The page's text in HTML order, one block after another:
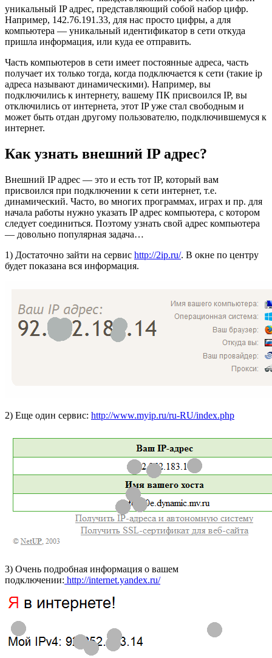
уникальный IP адрес, представляющий собой набор цифр.
Например, 142.76.191.33, для нас просто цифры, а для
компьютера — уникальный идентификатор в сети откуда
пришла информация, или куда ее отправить.
Часть компьютеров в сети имеет постоянные адреса, часть
получает их только тогда, когда подключается к сети (такие ip
адреса называют динамическими). Например, вы
подключились к интернету, вашему ПК присвоился IP, вы
отключились от интернета, этот IP уже стал свободным и
может быть отдан другому пользователю, подключившемуся к
интернет.
Как узнать внешний IP адрес?
Внешний IP адрес — это и есть тот IP, который вам
присвоился при подключении к сети интернет, т.е.
динамический. Часто, во многих программах, играх и пр. для
начала работы нужно указать IP адрес компьютера, с котором
следует соединиться. Поэтому узнать свой адрес компьютера
— довольно популярная задача…
1) Достаточно зайти на сервис http://2ip.ru/. В окне по центру
будет показана вся информация.
2) Еще один сервис: http://www.myip.ru/ru-RU/index.php
3) Очень подробная информация о вашем
подключении: http://internet.yandex.ru/